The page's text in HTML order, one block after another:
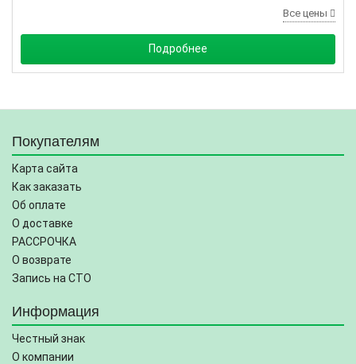
Все цены
Подробнее
Покупателям
Карта сайта
Как заказать
Об оплате
О доставке
РАССРОЧКА
О возврате
Запись на СТО
Информация
Честный знак
О компании